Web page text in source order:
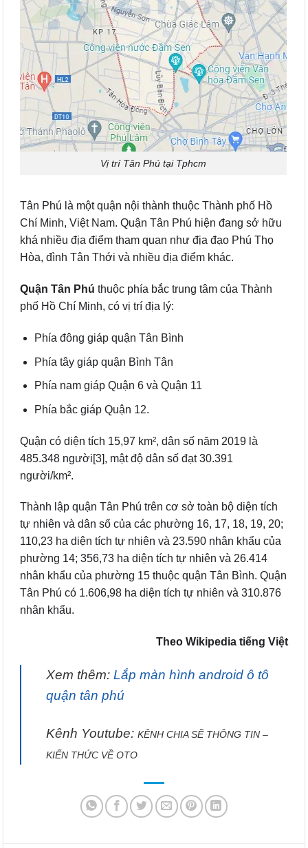
Vị trí Tân Phú tại Tphcm
Tân Phú là một quận nội thành thuộc Thành phố Hồ
Chí Minh, Việt Nam. Quận Tân Phú hiện đang sở hữu
khá nhiều địa điểm tham quan như địa đạo Phú Thọ
Hòa, đình Tân Thới và nhiều địa điểm khác.
Quận Tân Phú thuộc phía bắc trung tâm của Thành
phố Hồ Chí Minh, có vị trí địa lý:
Phía đông giáp quận Tân Bình
Phía tây giáp quận Bình Tân
Phía nam giáp Quận 6 và Quận 11
Phía bắc giáp Quận 12.
Quận có diện tích 15,97 km², dân số năm 2019 là
485.348 người[3], mật độ dân số đạt 30.391
người/km².
Thành lập quận Tân Phú trên cơ sở toàn bộ diện tích
tự nhiên và dân số của các phường 16, 17, 18, 19, 20;
110,23 ha diện tích tự nhiên và 23.590 nhân khẩu của
phường 14; 356,73 ha diện tích tự nhiên và 26.414
nhân khẩu của phường 15 thuộc quận Tân Bình. Quận
Tân Phú có 1.606,98 ha diện tích tự nhiên và 310.876
nhân khẩu.
Theo Wikipedia tiếng Việt
Xem thêm: Lắp màn hình android ô tô
quận tân phú
Kênh Youtube: KÊNH CHIA SẼ THÔNG TIN –
KIẾN THỨC VỀ OTO